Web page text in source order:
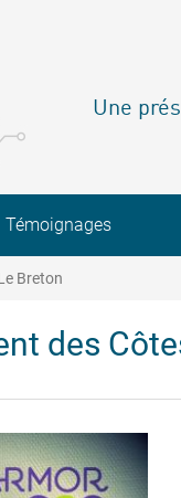
Une
Témoignages
Breton
des